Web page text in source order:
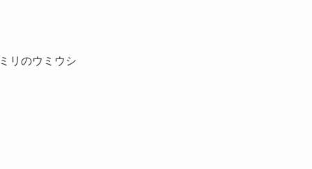
リのウミウシ